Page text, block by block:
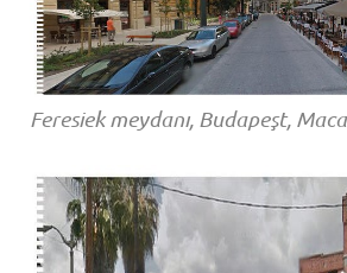
Feresiek meydanı, Budapeşt,